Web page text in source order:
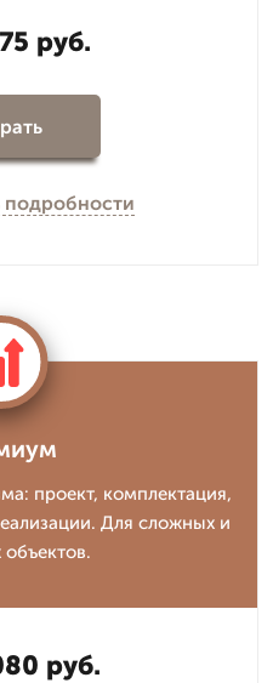
руб.
подробности
проект, комплектация,
Для сложных и
объектов.
руб.